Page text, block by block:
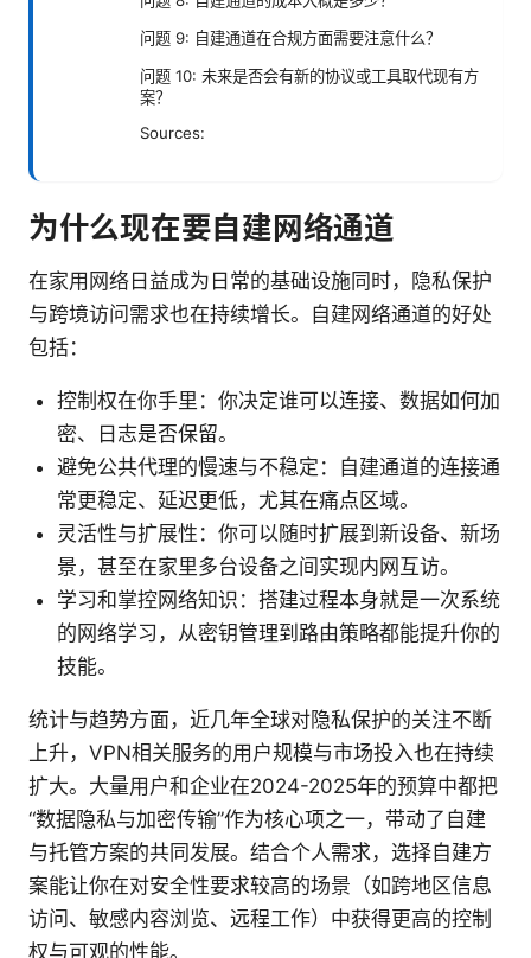
问题 9: 自建通道在合规方面需要注意什么？
问题 10: 未来是否会有新的协议或工具取代现有方
案？
Sources:
为什么现在要自建网络通道
在家用网络日益成为日常的基础设施同时，隐私保护
与跨境访问需求也在持续增长。自建网络通道的好处
包括：
控制权在你手里：你决定谁可以连接、数据如何加
密、日志是否保留。
避免公共代理的慢速与不稳定：自建通道的连接通
常更稳定、延迟更低，尤其在痛点区域。
灵活性与扩展性：你可以随时扩展到新设备、新场
景，甚至在家里多台设备之间实现内网互访。
学习和掌控网络知识：搭建过程本身就是一次系统
的网络学习，从密钥管理到路由策略都能提升你的
技能。
统计与趋势方面，近几年全球对隐私保护的关注不断
上升，VPN相关服务的用户规模与市场投入也在持续
扩大。大量用户和企业在2024-2025年的预算中都把
“数据隐私与加密传输”作为核心项之一，带动了自建
与托管方案的共同发展。结合个人需求，选择自建方
案能让你在对安全性要求较高的场景（如跨地区信息
访问、敏感内容浏览、远程工作）中获得更高的控制
权与可观的性能。